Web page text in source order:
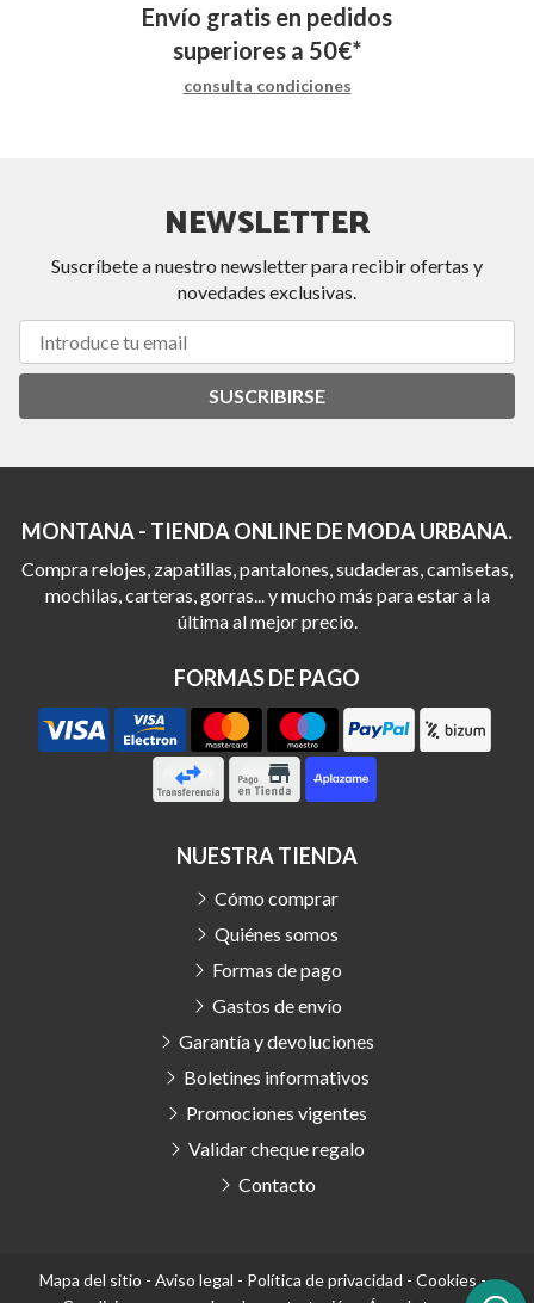
Envío gratis en pedidos
superiores a 50€*
consulta condiciones
NEWSLETTER
Suscríbete a nuestro newsletter para recibir ofertas y
novedades exclusivas.
SUSCRIBIRSE
MONTANA - TIENDA ONLINE DE MODA URBANA.
Compra relojes, zapatillas, pantalones, sudaderas, camisetas,
mochilas, carteras, gorras... y mucho más para estar a la
última al mejor precio.
FORMAS DE PAGO
NUESTRA TIENDA
Cómo comprar
Quiénes somos
Formas de pago
Gastos de envío
Garantía y devoluciones
Boletines informativos
Promociones vigentes
Validar cheque regalo
Contacto
Mapa del sitio - Aviso legal - Política de privacidad - Cookies-